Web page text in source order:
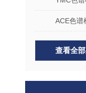
ACE色谱
查看全